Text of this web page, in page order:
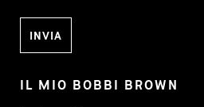
IL MIO BOBBI BROWN